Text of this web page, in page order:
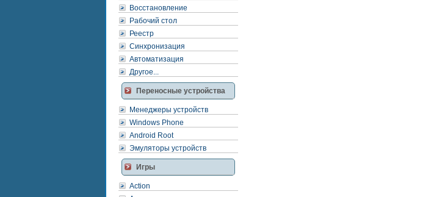
Восстановление
Рабочий стол
Реестр
Синхронизация
Автоматизация
Другое...
Переносные устройства
Менеджеры устройств
Windows Phone
Android Root
Эмуляторы устройств
Игры
Action